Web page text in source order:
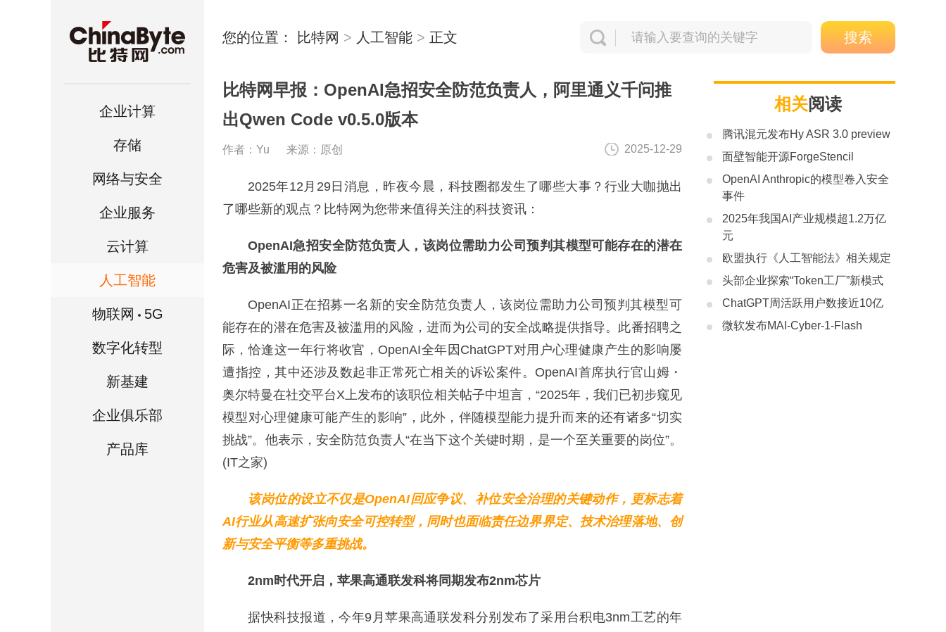
企业计算
存储
网络与安全
企业服务
云计算
人工智能
物联网 5G
数字化转型
新基建
企业俱乐部
产品库
您的位置： 比特网 > 人工智能 > 正文
比特网早报：OpenAI急招安全防范负责人，阿里通义千问推
出Qwen Code v0.5.0版本
作者：Yu 来源：原创 2025-12-29
2025年12月29日消息，昨夜今晨，科技圈都发生了哪些大事？行业大咖抛出
了哪些新的观点？比特网为您带来值得关注的科技资讯：
OpenAI急招安全防范负责人，该岗位需助力公司预判其模型可能存在的潜在
危害及被滥用的风险
OpenAI正在招募一名新的安全防范负责人，该岗位需助力公司预判其模型可
能存在的潜在危害及被滥用的风险，进而为公司的安全战略提供指导。此番招聘之
际，恰逢这一年行将收官，OpenAI全年因ChatGPT对用户心理健康产生的影响屡
遭指控，其中还涉及数起非正常死亡相关的诉讼案件。OpenAI首席执行官山姆・
奥尔特曼在社交平台X上发布的该职位相关帖子中坦言，“2025年，我们已初步窥见
模型对心理健康可能产生的影响”，此外，伴随模型能力提升而来的还有诸多“切实
挑战”。他表示，安全防范负责人“在当下这个关键时期，是一个至关重要的岗位”。
(IT之家)
该岗位的设立不仅是OpenAI回应争议、补位安全治理的关键动作，更标志着
AI行业从高速扩张向安全可控转型，同时也面临责任边界界定、技术治理落地、创
新与安全平衡等多重挑战。
2nm时代开启，苹果高通联发科将同期发布2nm芯片
据快科技报道，今年9月苹果高通联发科分别发布了采用台积电3nm工艺的年
相关阅读
腾讯混元发布Hy ASR 3.0 preview
面壁智能开源ForgeStencil
OpenAI Anthropic的模型卷入安全
事件
2025年我国AI产业规模超1.2万亿
元
欧盟执行《人工智能法》相关规定
头部企业探索“Token工厂”新模式
ChatGPT周活跃用户数接近10亿
微软发布MAI-Cyber-1-Flash